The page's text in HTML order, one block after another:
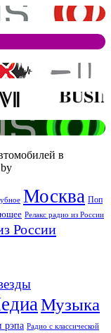
в
Москва Поп
Релакс радио из России
России
Музыка
рэпа Радио с классической